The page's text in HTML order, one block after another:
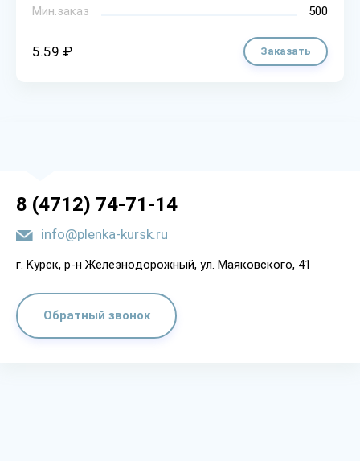
Мин.заказ
500
5.59 ₽ Заказать
8 (4712) 74-71-14
info@plenka-kursk.ru
г. Kypcк, p-н Жeлeзнoдopoжный, yл. Мaякoвcкoгo, 41
Обратный звонок